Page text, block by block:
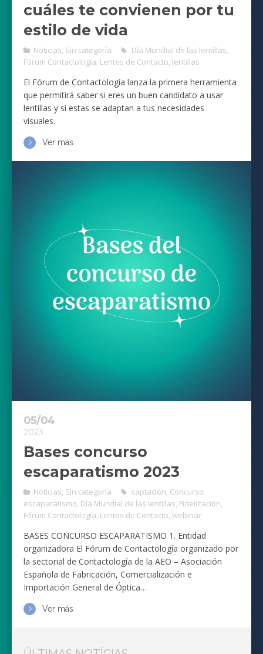
cuáles te convienen por tu
estilo de vida
Noticias, Sin categoría Día Mundial de las lentillas,
Fórum Contactología, Lentes de Contacto, lentillas
El Fórum de Contactología lanza la primera herramienta
que permitirá saber si eres un buen candidato a usar
lentillas y si estas se adaptan a tus necesidades
visuales.
Ver más
05/04
2023
Bases concurso
escaparatismo 2023
Noticias, Sin categoría captación, Concurso
escaparatismo, Día Mundial de las lentillas, Fidelización,
Fórum Contactología, Lentes de Contacto, webinar
BASES CONCURSO ESCAPARATISMO 1. Entidad
organizadora El Fórum de Contactología organizado por
la sectorial de Contactología de la AEO – Asociación
Española de Fabricación, Comercialización e
Importación General de Óptica…
Ver más